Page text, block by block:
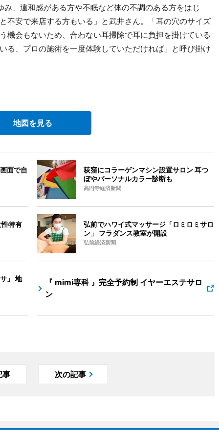
、違和感がある方や不眠など体の不調のある方をはじ
不安で来店する方もいる」と武井さん。「耳の穴のサイズ
機会もないため、合わない耳掃除で耳に負担を掛けている
る、プロの施術を一度体験していただければ」と呼び掛け
地図を見る
面で自
荻窪にコラーゲンマシン設置サロン 耳つ
ぼやパーソナルカラー診断も
高円寺経済新聞
特有
弘前でハワイ式マッサージ「ロミロミサロ
ン」 フラダンス教室が開設
弘前経済新聞
」 地
『 mimi専科 』完全予約制 イヤーエステサロ
ン
事 次の記事